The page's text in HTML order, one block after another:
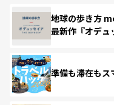
地球の歩き方
最新作『オデュ
準備も滞在も